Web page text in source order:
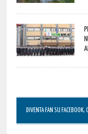
DIVENTA FAN SU FACEBOOK,